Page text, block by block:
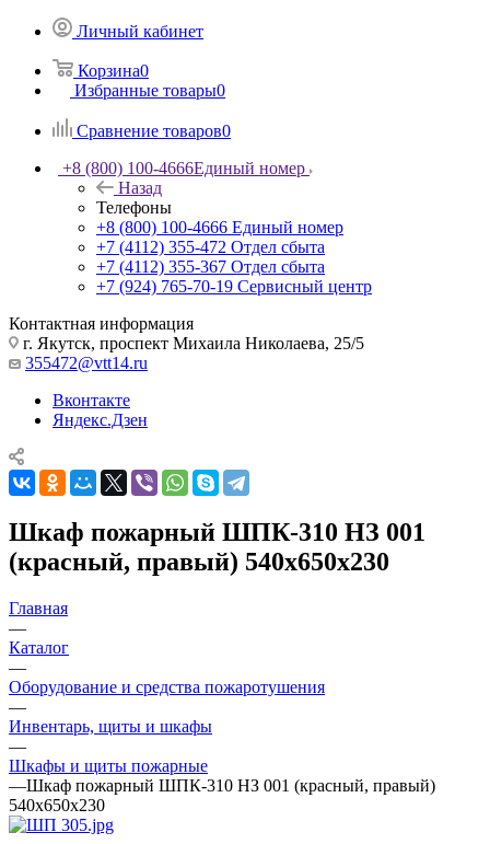
Личный кабинет
Корзина0
Избранные товары0
Сравнение товаров0
+8 (800) 100-4666Единый номер
Назад
Телефоны
+8 (800) 100-4666 Единый номер
+7 (4112) 355-472 Отдел сбыта
+7 (4112) 355-367 Отдел сбыта
+7 (924) 765-70-19 Сервисный центр
Контактная информация
г. Якутск, проспект Михаила Николаева, 25/5
355472@vtt14.ru
Вконтакте
Яндекс.Дзен
Шкаф пожарный ШПК-310 НЗ 001
(красный, правый) 540x650x230
Главная
—
Каталог
—
Оборудование и средства пожаротушения
—
Инвентарь, щиты и шкафы
—
Шкафы и щиты пожарные
—Шкаф пожарный ШПК-310 НЗ 001 (красный, правый)
540x650x230